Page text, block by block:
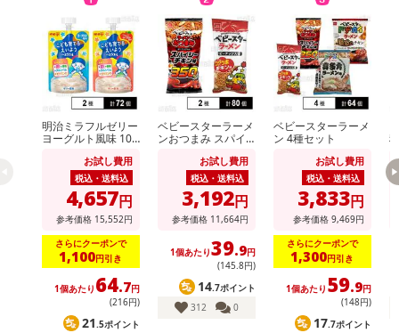
明治ミラフルゼリー
ヨーグルト風味 100
ト風味 100gお試し費用
税込・送料込
4,657円
参考価格 15,552円
さらにクーポンで
1,100円引き
1個あたり 64.7円
(216円)
21.5ポイント
ベビースターラーメ
ンおつまみ スパイ
ベビースターラーメ
ン コクうまチキン
味 64g
お試し費用
税込・送料込
3,192円
参考価格 11,664円
1個あたり39.9円
(145 .8円)
14.7ポイント
312
0
ベビースターラーメ
ン 4種セット
お試し費用
税込・送料込
3,833円
参考価格 9,469円
さらにクーポンで
1,300円引き
1個あたり 59.9円
(148円)
17.7ポイント